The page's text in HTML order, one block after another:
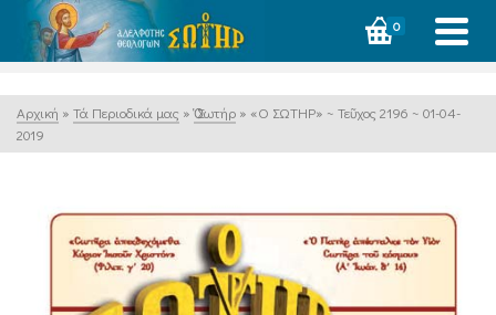
0
Αρχική » Τά Περιοδικά μας » Ὁ Σωτήρ » «Ο ΣΩΤΗΡ» ~ Τεῦχος 2196 ~ 01-04-
2019